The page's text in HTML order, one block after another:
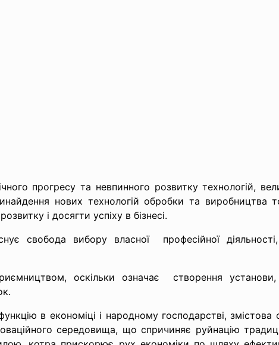
прогресу та невпинного розвитку технологій,
нових технологій обробки та
і досягти успіху в бізнесі.
свобода вибору власної професійної
оскільки означає створення
в економіці і народному господарстві, змістова
середовища, що спричиняє руйнацію